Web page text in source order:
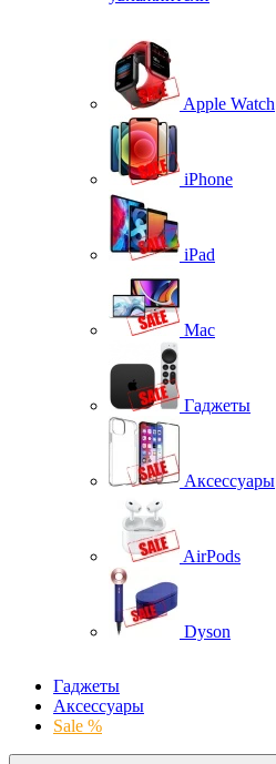
Apple Watch
iPhone
iPad
Mac
Гаджеты
Аксессуары
AirPods
Dyson
Гаджеты
Аксессуары
Sale %